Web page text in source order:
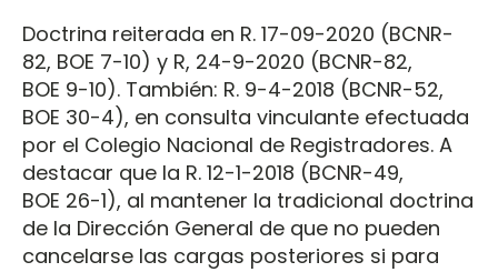
Doctrina reiterada en R. 17-09-2020 (BCNR-
82, BOE 7-10) y R, 24-9-2020 (BCNR-82,
BOE 9-10). También: R. 9-4-2018 (BCNR-52,
BOE 30-4), en consulta vinculante efectuada
por el Colegio Nacional de Registradores. A
destacar que la R. 12-1-2018 (BCNR-49,
BOE 26-1), al mantener la tradicional doctrina
de la Dirección General de que no pueden
cancelarse las cargas posteriores si para